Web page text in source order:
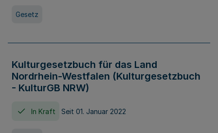
Gesetz
Kulturgesetzbuch für das Land
Nordrhein-Westfalen (Kulturgesetzbuch
- KulturGB NRW)
In Kraft Seit 01. Januar 2022